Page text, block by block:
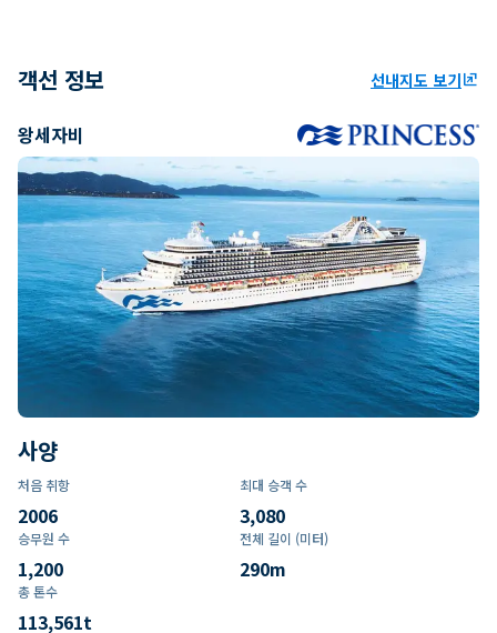
객선 정보 선내지도 보기ungroup
왕세자비
사양
처음 취항
2006
최대 승객 수
3,080
승무원 수
1,200
전체 길이 (미터)
290m
총 톤수
113,561t